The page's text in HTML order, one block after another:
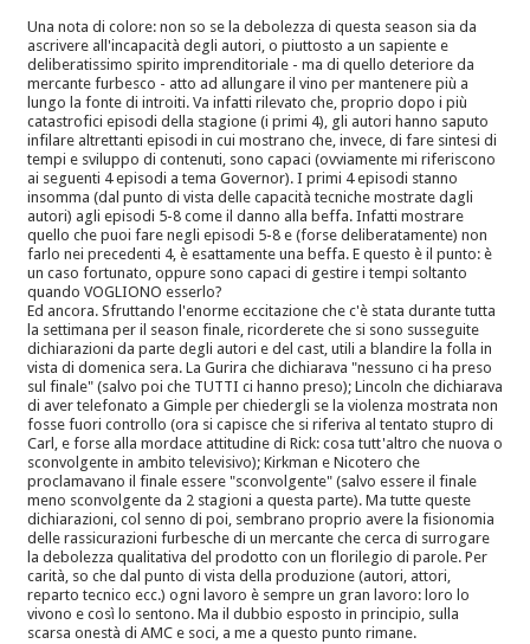
Una nota di colore: non so se la debolezza di questa season sia da
ascrivere all'incapacità degli autori, o piuttosto a un sapiente e
deliberatissimo spirito imprenditoriale - ma di quello deteriore da
mercante furbesco - atto ad allungare il vino per mantenere più a
lungo la fonte di introiti. Va infatti rilevato che, proprio dopo i più
catastrofici episodi della stagione (i primi 4), gli autori hanno saputo
infilare altrettanti episodi in cui mostrano che, invece, di fare sintesi di
tempi e sviluppo di contenuti, sono capaci (ovviamente mi riferiscono
ai seguenti 4 episodi a tema Governor). I primi 4 episodi stanno
insomma (dal punto di vista delle capacità tecniche mostrate dagli
autori) agli episodi 5-8 come il danno alla beffa. Infatti mostrare
quello che puoi fare negli episodi 5-8 e (forse deliberatamente) non
farlo nei precedenti 4, è esattamente una beffa. E questo è il punto: è
un caso fortunato, oppure sono capaci di gestire i tempi soltanto
quando VOGLIONO esserlo?
Ed ancora. Sfruttando l'enorme eccitazione che c'è stata durante tutta
la settimana per il season finale, ricorderete che si sono susseguite
dichiarazioni da parte degli autori e del cast, utili a blandire la folla in
vista di domenica sera. La Gurira che dichiarava "nessuno ci ha preso
sul finale" (salvo poi che TUTTI ci hanno preso); Lincoln che dichiarava
di aver telefonato a Gimple per chiedergli se la violenza mostrata non
fosse fuori controllo (ora si capisce che si riferiva al tentato stupro di
Carl, e forse alla mordace attitudine di Rick: cosa tutt'altro che nuova o
sconvolgente in ambito televisivo); Kirkman e Nicotero che
proclamavano il finale essere "sconvolgente" (salvo essere il finale
meno sconvolgente da 2 stagioni a questa parte). Ma tutte queste
dichiarazioni, col senno di poi, sembrano proprio avere la fisionomia
delle rassicurazioni furbesche di un mercante che cerca di surrogare
la debolezza qualitativa del prodotto con un florilegio di parole. Per
carità, so che dal punto di vista della produzione (autori, attori,
reparto tecnico ecc.) ogni lavoro è sempre un gran lavoro: loro lo
vivono e così lo sentono. Ma il dubbio esposto in principio, sulla
scarsa onestà di AMC e soci, a me a questo punto rimane.